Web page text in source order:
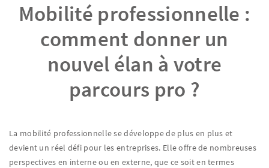
Mobilité professionnelle :
comment donner un
nouvel élan à votre
parcours pro ?
La mobilité professionnelle se développe de plus en plus et
devient un réel défi pour les entreprises. Elle offre de nombreuses
perspectives en interne ou en externe, que ce soit en termes